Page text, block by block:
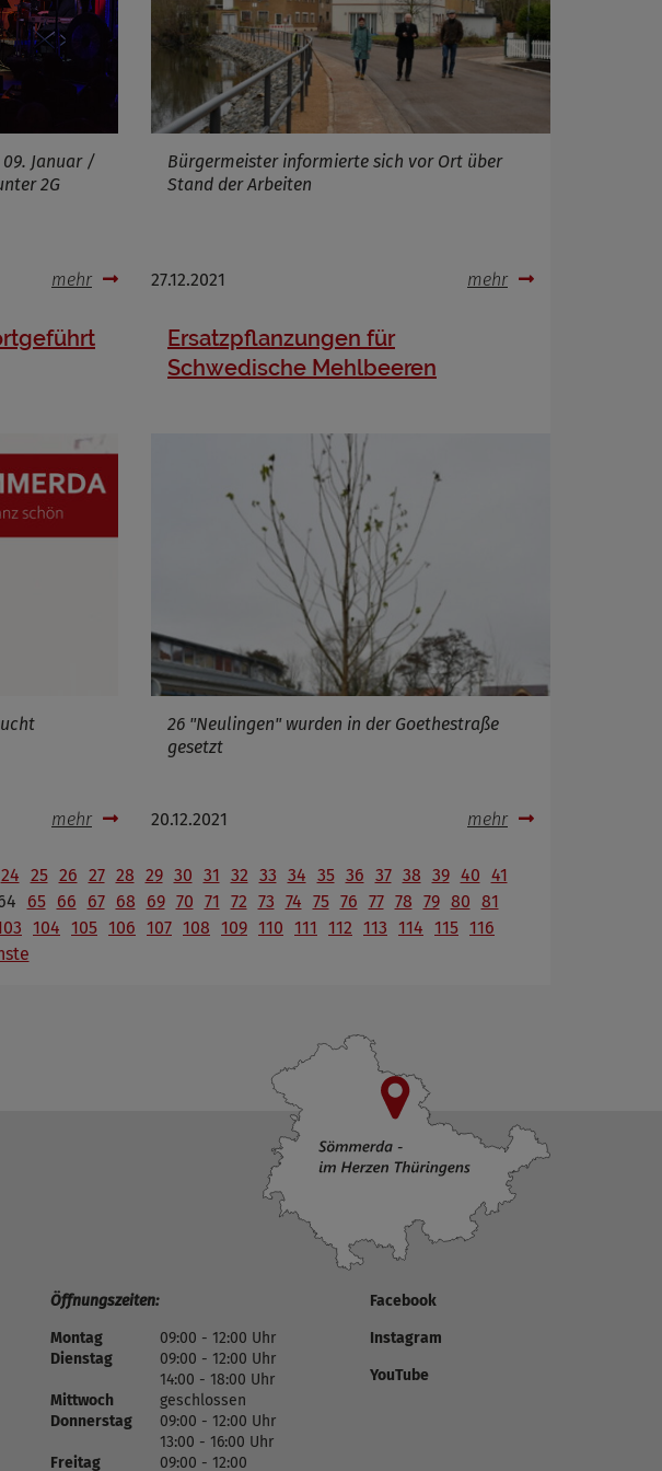
Januar /
2G
mehr
Bürgermeister informierte sich vor Ort über
Stand der Arbeiten
27.12.2021 mehr
mehr
Ersatzpflanzungen für
Schwedische Mehlbeeren
26 "Neulingen" wurden in der Goethestraße
gesetzt
20.12.2021 mehr
24 25 26 27 28 29 30 31 32 33 34 35 36 37 38 39 40 41
65 66 67 68 69 70 71 72 73 74 75 76 77 78 79 80 81
104 105 106 107 108 109 110 111 112 113 114 115 116
Öffnungszeiten:
Montag
09:00 - 12:00 Uhr
Dienstag
09:00 - 12:00 Uhr
14:00 - 18:00 Uhr
Mittwoch
geschlossen
Donnerstag
09:00 - 12:00 Uhr
13:00 - 16:00 Uhr
Freitag
09:00 - 12:00
Facebook
Instagram
YouTube
gesetzt werden